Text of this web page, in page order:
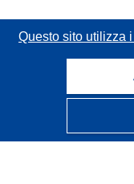
CORDIS -
Questo sito utilizza